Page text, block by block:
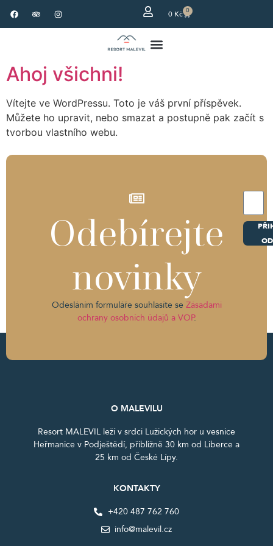
0 Kč 0
Ahoj všichni!
Vítejte ve WordPressu. Toto je váš první příspěvek.
Můžete ho upravit, nebo smazat a postupně pak začít s
tvorbou vlastního webu.
Odebírejte
novinky
Odesláním formuláře souhlasíte se Zásadami
ochrany osobních údajů a VOP.
O MALEVILU
Resort MALEVIL leží v srdci Lužických hor u vesnice
Heřmanice v Podještědí, přibližně 30 km od Liberce a
25 km od České Lípy.
KONTAKTY
+420 487 762 760
info@malevil.cz